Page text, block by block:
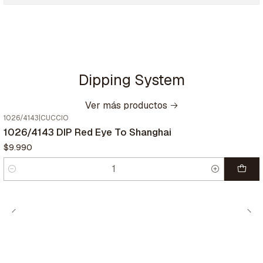
Dipping System
Ver más productos
1026/4143 CUCCIO
1026/4143 DIP Red Eye To Shanghai
$9.990
Cantidad